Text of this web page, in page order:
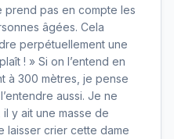
prend pas en compte les
âgées. Cela
perpétuellement une
! » Si on l’entend en
à 300 mètres, je pense
aussi. Je ne
y ait une masse de
laisser crier cette dame